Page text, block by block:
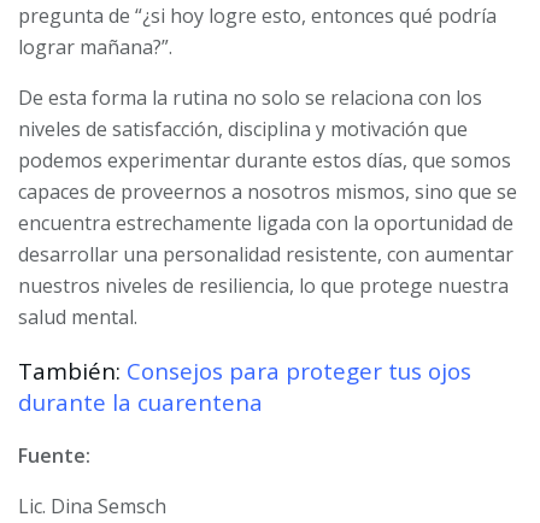
pregunta de “¿si hoy logre esto, entonces qué podría
lograr mañana?”.
De esta forma la rutina no solo se relaciona con los
niveles de satisfacción, disciplina y motivación que
podemos experimentar durante estos días, que somos
capaces de proveernos a nosotros mismos, sino que se
encuentra estrechamente ligada con la oportunidad de
desarrollar una personalidad resistente, con aumentar
nuestros niveles de resiliencia, lo que protege nuestra
salud mental.
También: Consejos para proteger tus ojos
durante la cuarentena
Fuente:
Lic. Dina Semsch